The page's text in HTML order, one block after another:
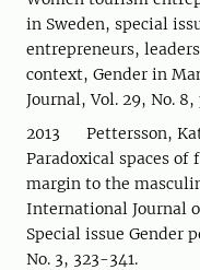
in Sweden, special
entrepreneurs,
context, Gender in
Journal, Vol. 29, No.
2013 Pettersson,
Paradoxical spaces
margin to the
International Journal
Special issue Gender
No. 3, 323-341.